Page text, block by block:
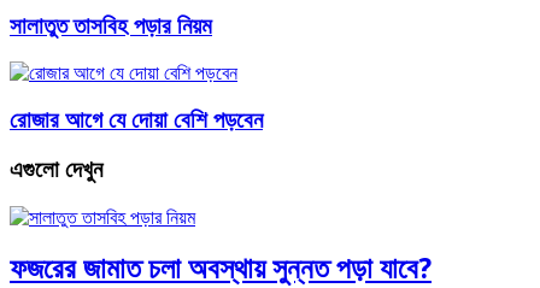
সালাতুত তাসবিহ পড়ার নিয়ম
রোজার আগে যে দোয়া বেশি পড়বেন
এগুলো দেখুন
ফজরের জামাত চলা অবস্থায় সুন্নত পড়া যাবে?